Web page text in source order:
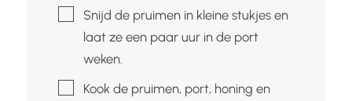
▢Snijd de pruimen in kleine stukjes en
laat ze een paar uur in de port
weken.
▢Kook de pruimen, port, honing en